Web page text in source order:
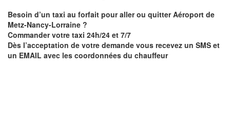
Besoin d’un taxi au forfait pour aller ou quitter Aéroport de
Metz-Nancy-Lorraine ?
Commander votre taxi 24h/24 et 7/7
Dès l’acceptation de votre demande vous recevez un SMS et
un EMAIL avec les coordonnées du chauffeur